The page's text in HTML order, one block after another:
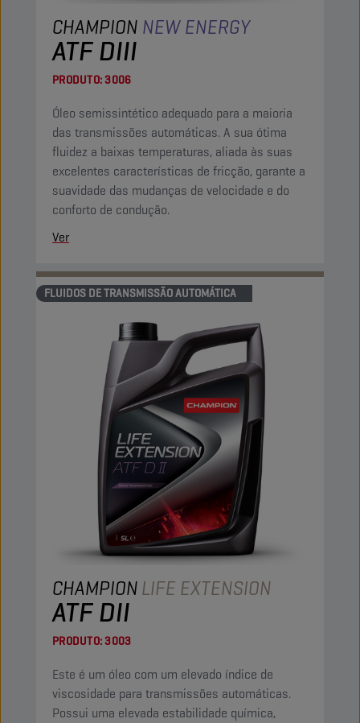
CHAMPION NEW ENERGY
ATF DIII
PRODUTO:3006
Óleo semissintético adequado para a maioria
das transmissões automáticas. A sua ótima
fluidez a baixas temperaturas, aliada às suas
excelentes características de fricção, garante a
suavidade das mudanças de velocidade e do
conforto de condução.
Ver
FLUIDOS DE TRANSMISSÃO AUTOMÁTICA
CHAMPIONLIFE EXTENSION
ATF DII
PRODUTO:3003
Este é um óleo com um elevado índice de
viscosidade para transmissões automáticas.
Possui uma elevada estabilidade química,